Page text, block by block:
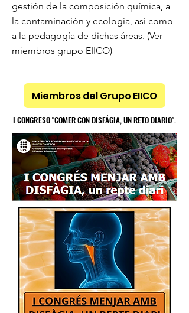
gestión de la composición química, a
la contaminación y ecología, así como
a la pedagogía de dichas áreas. (Ver
miembros grupo EIICO)
Miembros del Grupo EIICO
I CONGRESO "COMER CON DISFÁGIA, UN RETO DIARIO".
I CONGRESO "COMER CON DISFÁGIA, UN RETO DIARIO".